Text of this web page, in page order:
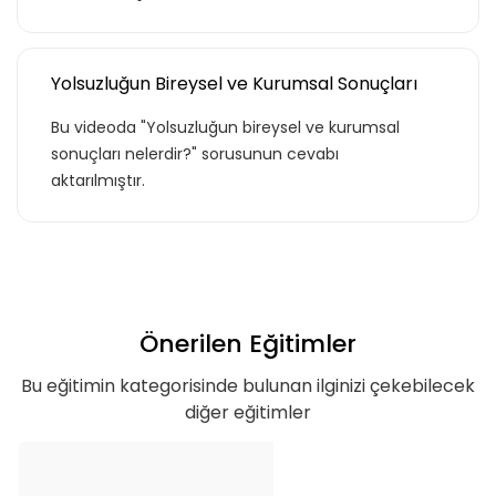
Yolsuzluğun Bireysel ve Kurumsal Sonuçları
Bu videoda "Yolsuzluğun bireysel ve kurumsal
sonuçları nelerdir?" sorusunun cevabı
aktarılmıştır.
Önerilen Eğitimler
Bu eğitimin kategorisinde bulunan ilginizi çekebilecek
diğer eğitimler
Kurumun temelde ihtiyaç duyacağı, hem
Teklif Listeme Ekle